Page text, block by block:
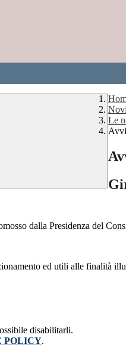
Le
dalla Presidenza del
ed utili alle finalità
disabilitarli.
POLICY.